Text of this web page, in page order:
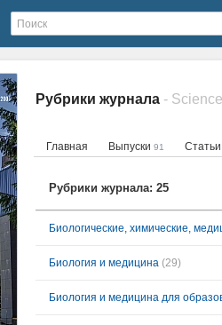
Рубрики журнала -
Главная Выпуски 91
Рубрики журнала: 25
Биологические, химические,
Биология и медицина (29)
Биология и медицина для